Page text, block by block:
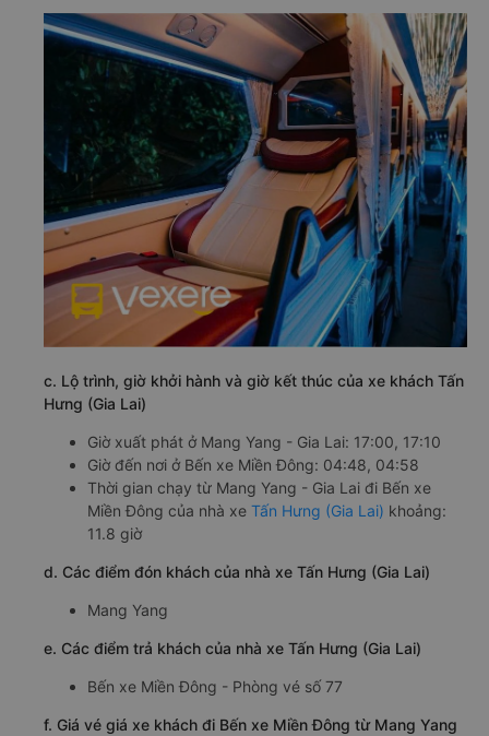
c. Lộ trình, giờ khởi hành và giờ kết thúc của xe khách Tấn
Hưng (Gia Lai)
Giờ xuất phát ở Mang Yang - Gia Lai: 17:00, 17:10
Giờ đến nơi ở Bến xe Miền Đông: 04:48, 04:58
Thời gian chạy từ Mang Yang - Gia Lai đi Bến xe
Miền Đông của nhà xe Tấn Hưng (Gia Lai) khoảng:
11.8 giờ
d. Các điểm đón khách của nhà xe Tấn Hưng (Gia Lai)
Mang Yang
e. Các điểm trả khách của nhà xe Tấn Hưng (Gia Lai)
Bến xe Miền Đông - Phòng vé số 77
f. Giá vé giá xe khách đi Bến xe Miền Đông từ Mang Yang